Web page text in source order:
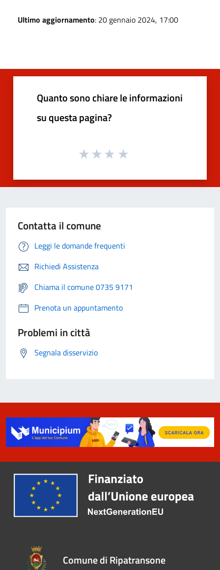
Ultimo aggiornamento: 20 gennaio 2024, 17:00
Quanto sono chiare le informazioni
su questa pagina?
Contatta il comune
Leggi le domande frequenti
Richiedi Assistenza
Chiama il comune 0735 9171
Prenota un appuntamento
Problemi in città
Segnala disservizio
Comune di Ripatransone